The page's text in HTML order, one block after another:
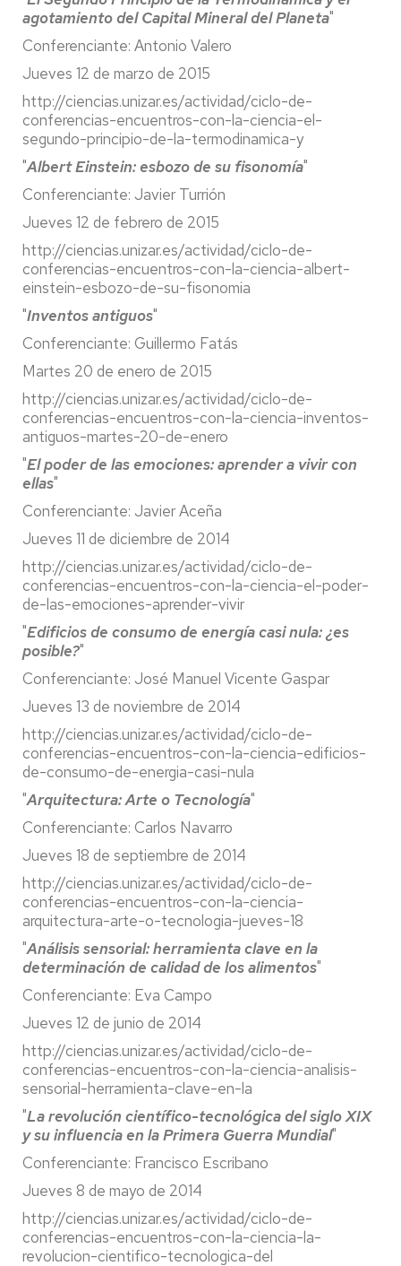
agotamiento del Capital Mineral del Planeta"
Conferenciante: Antonio Valero
Jueves 12 de marzo de 2015
http://ciencias.unizar.es/actividad/ciclo-de-
conferencias-encuentros-con-la-ciencia-el-
segundo-principio-de-la-termodinamica-y
"Albert Einstein: esbozo de su fisonomía"
Conferenciante: Javier Turrión
Jueves 12 de febrero de 2015
http://ciencias.unizar.es/actividad/ciclo-de-
conferencias-encuentros-con-la-ciencia-albert-
einstein-esbozo-de-su-fisonomia
"Inventos antiguos"
Conferenciante: Guillermo Fatás
Martes 20 de enero de 2015
http://ciencias.unizar.es/actividad/ciclo-de-
conferencias-encuentros-con-la-ciencia-inventos-
antiguos-martes-20-de-enero
"El poder de las emociones: aprender a vivir con
ellas"
Conferenciante: Javier Aceña
Jueves 11 de diciembre de 2014
http://ciencias.unizar.es/actividad/ciclo-de-
conferencias-encuentros-con-la-ciencia-el-poder-
de-las-emociones-aprender-vivir
"Edificios de consumo de energía casi nula: ¿es
posible?"
Conferenciante: José Manuel Vicente Gaspar
Jueves 13 de noviembre de 2014
http://ciencias.unizar.es/actividad/ciclo-de-
conferencias-encuentros-con-la-ciencia-edificios-
de-consumo-de-energia-casi-nula
"Arquitectura: Arte o Tecnología"
Conferenciante: Carlos Navarro
Jueves 18 de septiembre de 2014
http://ciencias.unizar.es/actividad/ciclo-de-
conferencias-encuentros-con-la-ciencia-
arquitectura-arte-o-tecnologia-jueves-18
"Análisis sensorial: herramienta clave en la
determinación de calidad de los alimentos"
Conferenciante: Eva Campo
Jueves 12 de junio de 2014
http://ciencias.unizar.es/actividad/ciclo-de-
conferencias-encuentros-con-la-ciencia-analisis-
sensorial-herramienta-clave-en-la
"La revolución científico-tecnológica del siglo XIX
y su influencia en la Primera Guerra Mundial"
Conferenciante: Francisco Escribano
Jueves 8 de mayo de 2014
http://ciencias.unizar.es/actividad/ciclo-de-
conferencias-encuentros-con-la-ciencia-la-
revolucion-cientifico-tecnologica-del